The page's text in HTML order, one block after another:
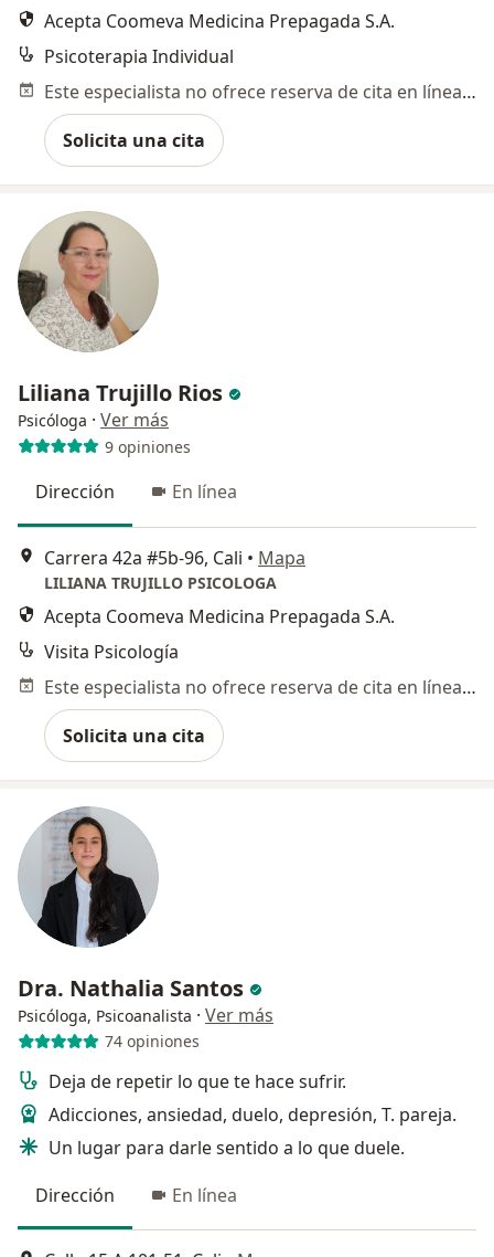
Acepta Coomeva Medicina Prepagada S.A.
Psicoterapia Individual
Este especialista no ofrece reserva de cita en línea en esta dirección.
Solicita una cita
Liliana Trujillo Rios
Psicóloga · Ver más
9 opiniones
Dirección En línea
Carrera 42a #5b-96, Cali • Mapa
LILIANA TRUJILLO PSICOLOGA
Acepta Coomeva Medicina Prepagada S.A.
Visita Psicología
Este especialista no ofrece reserva de cita en línea en esta dirección.
Solicita una cita
Dra. Nathalia Santos
Psicóloga, Psicoanalista · Ver más
74 opiniones
Deja de repetir lo que te hace sufrir.
Adicciones, ansiedad, duelo, depresión, T. pareja.
Un lugar para darle sentido a lo que duele.
Dirección
En línea